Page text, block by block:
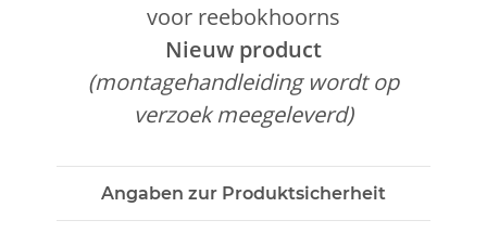
voor reebokhoorns
Nieuw product
(montagehandleiding wordt op
verzoek meegeleverd)
Angaben zur Produktsicherheit